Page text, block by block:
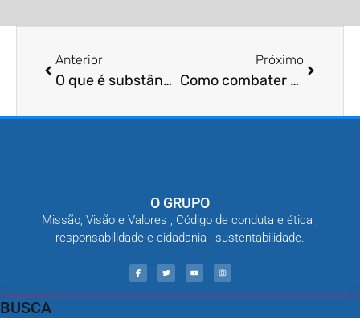
Anterior
O que é substância inseticida?
Próximo
Como combater o surto de dengue?
O GRUPO
Missão, Visão e Valores , Código de conduta e ética ,
responsabilidade e cidadania , sustentabilidade.
BUSCA